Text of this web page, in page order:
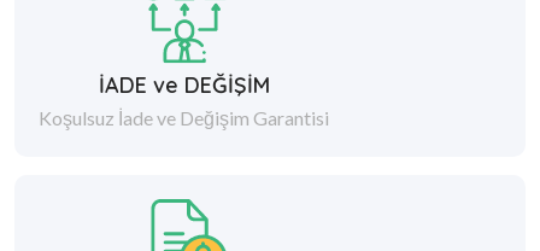
İADE ve DEĞİŞİM
Koşulsuz İade ve Değişim Garantisi